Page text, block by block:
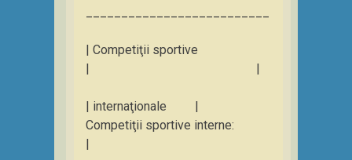
| Competiţii sportive
| |
| internaţionale |
Competiţii sportive interne:
|